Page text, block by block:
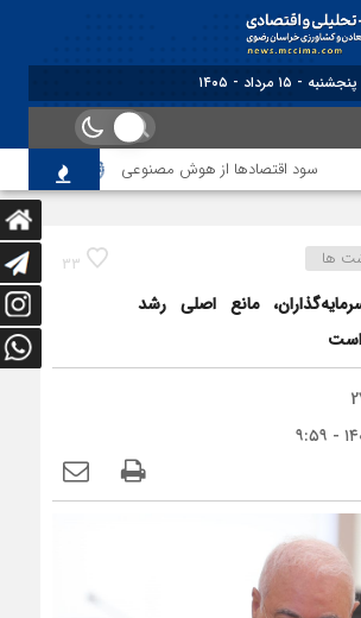
- ۱۵ مرداد - ۱۴۰۵
سود اقتصاد‌ها از هوش مصنوعی تاکید بر
33 ها
مانع اصلی رشد
است